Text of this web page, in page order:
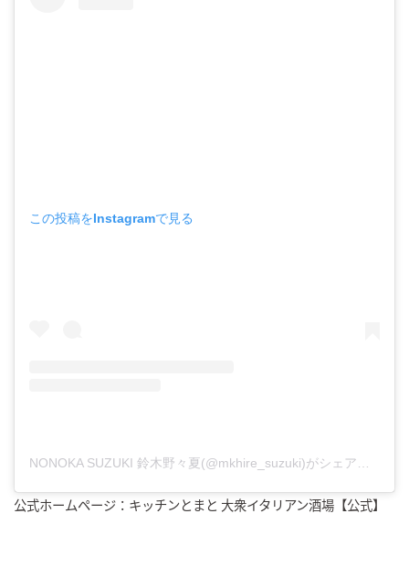
この投稿をInstagramで見る
NONOKA SUZUKI 鈴木野々夏(@mkhire_suzuki)がシェアした投稿
公式ホームページ：キッチンとまと 大衆イタリアン酒場【公式】